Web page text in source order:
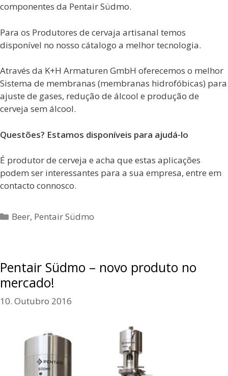
componentes da Pentair Südmo.
Para os Produtores de cervaja artisanal temos
disponível no nosso cátalogo a melhor tecnologia.
Através da K+H Armaturen GmbH oferecemos o melhor
Sistema de membranas (membranas hidrofóbicas) para
ajuste de gases, redução de álcool e produção de
cerveja sem álcool.
Questões? Estamos disponíveis para ajudá-lo
É produtor de cerveja e acha que estas aplicações
podem ser interessantes para a sua empresa, entre em
contacto connosco.
Categorias
Beer, Pentair Südmo
Pentair Südmo – novo produto no
mercado!
10. Outubro 2016